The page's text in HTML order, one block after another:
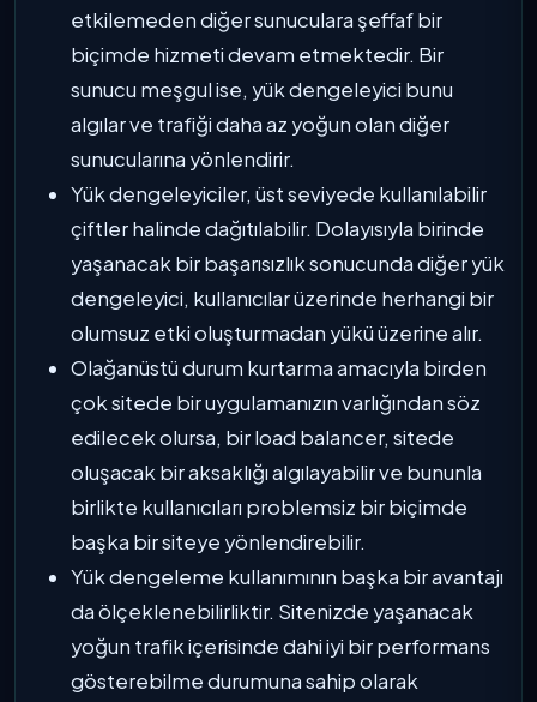
etkilemeden diğer sunuculara şeffaf bir
biçimde hizmeti devam etmektedir. Bir
sunucu meşgul ise, yük dengeleyici bunu
algılar ve trafiği daha az yoğun olan diğer
sunucularına yönlendirir.
Yük dengeleyiciler, üst seviyede kullanılabilir
çiftler halinde dağıtılabilir. Dolayısıyla birinde
yaşanacak bir başarısızlık sonucunda diğer yük
dengeleyici, kullanıcılar üzerinde herhangi bir
olumsuz etki oluşturmadan yükü üzerine alır.
Olağanüstü durum kurtarma amacıyla birden
çok sitede bir uygulamanızın varlığından söz
edilecek olursa, bir load balancer, sitede
oluşacak bir aksaklığı algılayabilir ve bununla
birlikte kullanıcıları problemsiz bir biçimde
başka bir siteye yönlendirebilir.
Yük dengeleme kullanımının başka bir avantajı
da ölçeklenebilirliktir. Sitenizde yaşanacak
yoğun trafik içerisinde dahi iyi bir performans
gösterebilme durumuna sahip olarak